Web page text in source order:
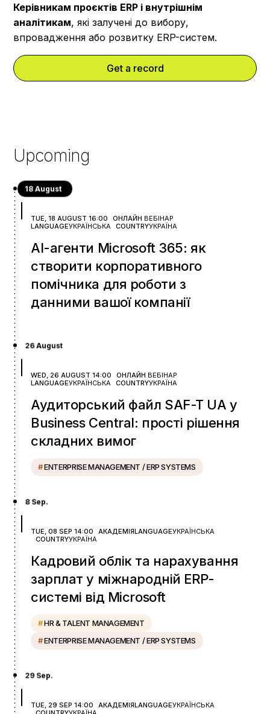
Керівникам проєктів ERP і внутрішнім
аналітикам, які залучені до вибору,
впровадження або розвитку ERP-систем.
Get a record
Upcoming
18 August
TUE, 18 AUGUST 16:00 ОНЛАЙН ВЕБІНАР
LANGUAGEУКРАЇНСЬКА COUNTRYУКРАЇНА
AI-агенти Microsoft 365: як
створити корпоративного
помічника для роботи з
данними вашої компанії
26 August
WED, 26 AUGUST 14:00 ОНЛАЙН ВЕБІНАР
LANGUAGEУКРАЇНСЬКА COUNTRYУКРАЇНА
Аудиторський файл SAF-T UA у
Business Central: прості рішення
складних вимог
#ENTERPRISE MANAGEMENT / ERP SYSTEMS
8 Sep.
TUE, 08 SEP 14:00 АКАДЕМІЯLANGUAGEУКРАЇНСЬКА
COUNTRYУКРАЇНА
Кадровий облік та нарахування
зарплат у міжнародній ERP-
системі від Microsoft
#HR & TALENT MANAGEMENT
#ENTERPRISE MANAGEMENT / ERP SYSTEMS
29 Sep.
TUE, 29 SEP 14:00 АКАДЕМІЯLANGUAGEУКРАЇНСЬКА